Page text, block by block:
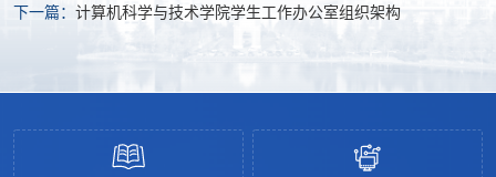
下一篇： 计算机科学与技术学院学生工作办公室组织架构